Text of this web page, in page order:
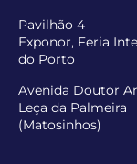
Pavilhão 4
Exponor, Feria
do Porto
Avenida Doutor
Leça da Palmeira
(Matosinhos)